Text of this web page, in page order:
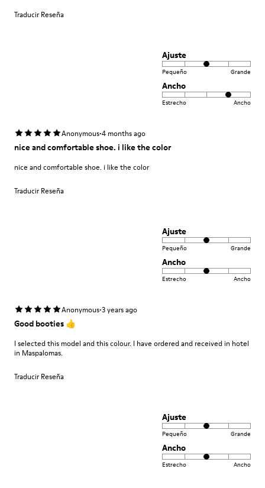
Traducir Reseña
Ajuste
Pequeño Grande
Ancho
Estrecho Ancho
Anonymous·4 months ago
nice and comfortable shoe. i like the color
nice and comfortable shoe. i like the color
Traducir Reseña
Ajuste
Pequeño Grande
Ancho
Estrecho Ancho
Anonymous·3 years ago
Good booties 👍
I selected this model and this colour. I have ordered and received in hotel
in Maspalomas.
Traducir Reseña
Ajuste
Pequeño Grande
Ancho
Estrecho Ancho